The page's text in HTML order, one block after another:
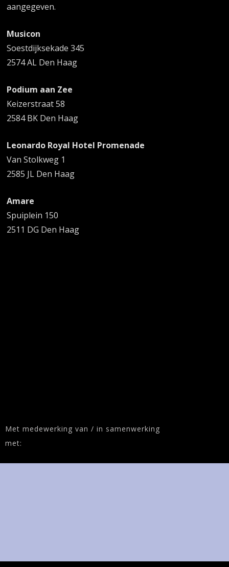
aangegeven.
Musicon
Soestdijksekade 345
2574 AL Den Haag
Podium aan Zee
Keizerstraat 58
2584 BK Den Haag
Leonardo Royal Hotel Promenade
Van Stolkweg 1
2585 JL Den Haag
Amare
Spuiplein 150
2511 DG Den Haag
Met medewerking van / in samenwerking
met: